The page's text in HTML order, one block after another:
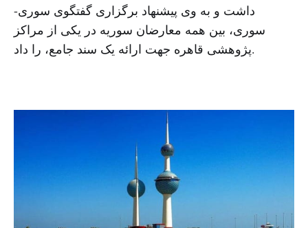
داشت و به وی پیشنهاد برگزاری گفتگوی سوری-
سوری، بین همه معارضان سوریه در یکی از مراکز
پژوهشی قاهره جهت ارائه یک سند جامع، را داد.